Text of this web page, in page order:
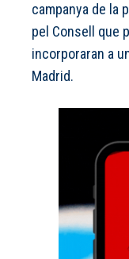
campanya de la
pel Consell que
incorporaran a
Madrid.